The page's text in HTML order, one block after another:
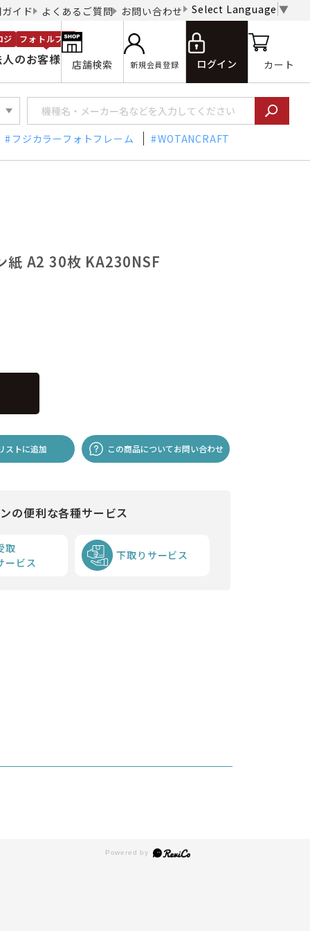
イド よくあるご質問 お問い合わせ Select Language ▼
のお客様
ジ フォトルプロ
店舗検索 新規会員登録 ログイン カート
フジカラーフォトフレーム WOTANCRAFT
紙 A2 30枚 KA230NSF
ストに追加 この商品についてお問い合わせ
の便利な各種サービス
取
ービス
下取りサービス